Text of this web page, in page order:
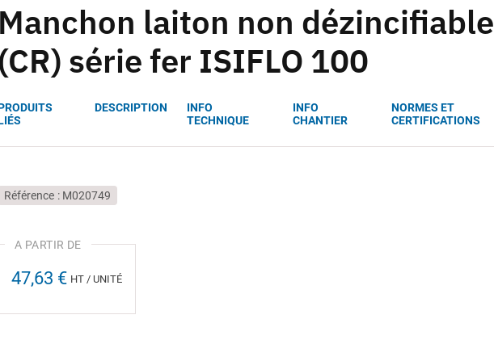
Manchon laiton non dézincifiable
(CR) série fer ISIFLO 100
DESCRIPTION
INFO
TECHNIQUE
INFO
CHANTIER
NORMES ET
CERTIFICATIONS
Référence M020749
47,63 € HT / UNITÉ